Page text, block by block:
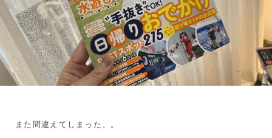
また間違えてしまった。。